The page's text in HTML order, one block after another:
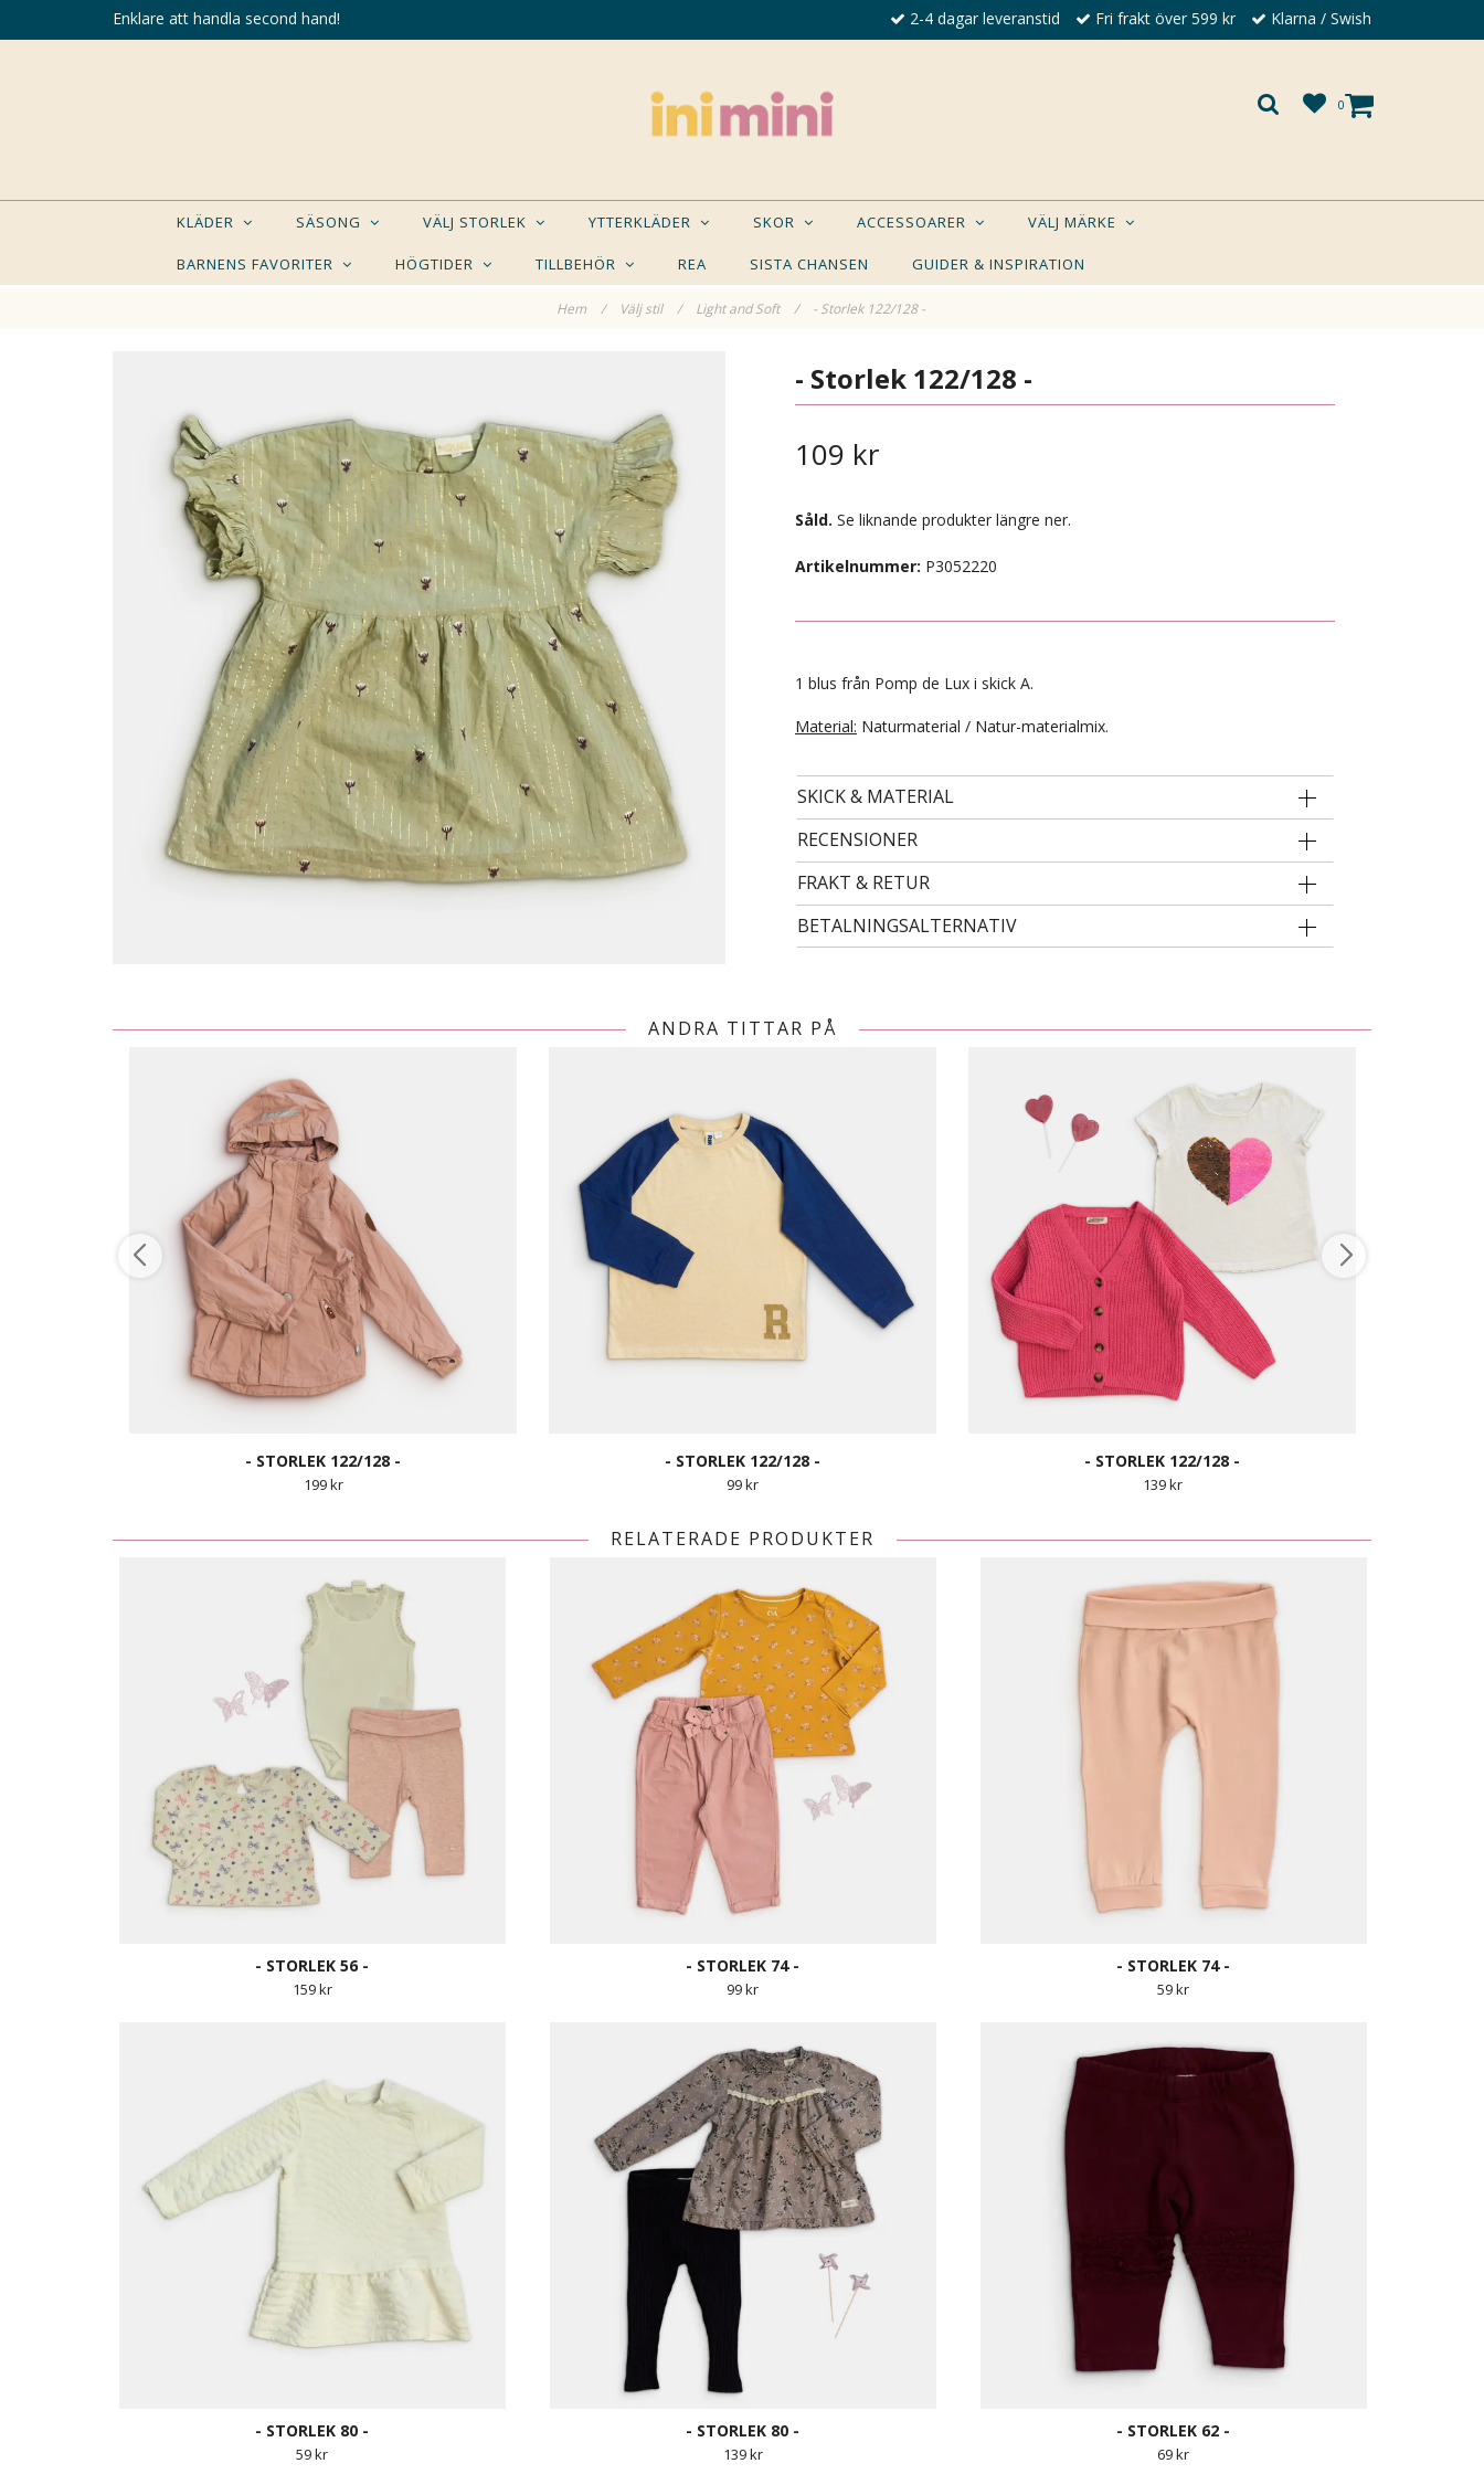
Enklare att handla second hand! 2-4 dagar leveranstid Fri frakt över 599 kr Klarna / Swish
0
KLÄDER SÄSONG VÄLJ STORLEK YTTERKLÄDER SKOR ACCESSOARER VÄLJ MÄRKE
BARNENS FAVORITER HÖGTIDER TILLBEHÖR REA SISTA CHANSEN GUIDER & INSPIRATION
Hem / Välj stil / Light and Soft / - Storlek 122/128 -
KANSKE NÅGON AV DESSA PRODUKTER KAN INTRESSERA DIG?
- STORLEK 134 -
- Storlek 122/128 -
109 kr
Såld. Se liknande produkter längre ner.
Artikelnummer: P3052220
1 blus från Pomp de Lux i skick A.
Material: Naturmaterial / Natur-materialmix.
SKICK & MATERIAL
RECENSIONER
FRAKT & RETUR
BETALNINGSALTERNATIV
ANDRA TITTAR PÅ
- STORLEK 122/128 -
199 kr
- STORLEK 122/128 -
99 kr
- STORLEK 122/128 -
139 kr
RELATERADE PRODUKTER
- STORLEK 56 -
159 kr
- STORLEK 74 -
99 kr
- STORLEK 74 -
59 kr
- STORLEK 80 -
59 kr
- STORLEK 80 -
139 kr
- STORLEK 62 -
69 kr